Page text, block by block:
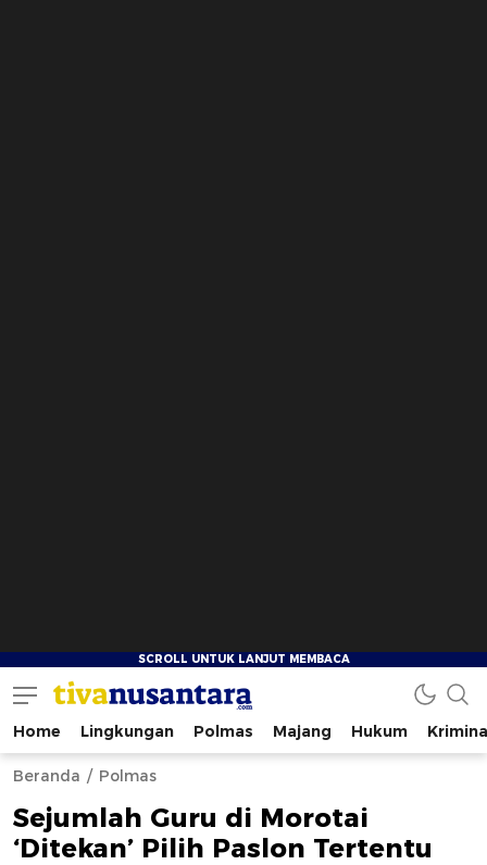
tivanusantara.com
Berita Nusantara
Home Lingkungan Polmas Majang Hukum
Beranda Polmas
Sejumlah Guru di Morotai
‘Ditekan’ Pilih Paslon Tertentu